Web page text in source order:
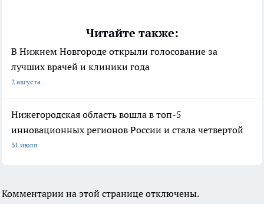
Читайте также:
В Нижнем Новгороде открыли голосование за
лучших врачей и клиники года
2 августа
Нижегородская область вошла в топ-5
инновационных регионов России и стала четвертой
31 июля
Комментарии на этой странице отключены.